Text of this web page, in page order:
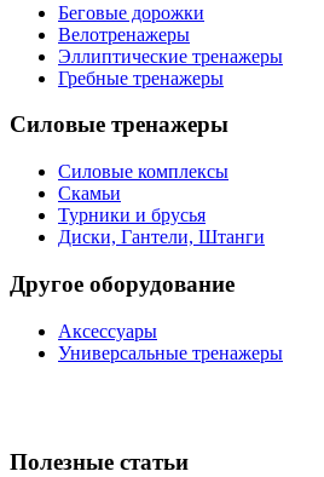
Беговые дорожки
Велотренажеры
Эллиптические тренажеры
Гребные тренажеры
Силовые тренажеры
Силовые комплексы
Скамьи
Турники и брусья
Диски, Гантели, Штанги
Другое оборудование
Аксессуары
Универсальные тренажеры
Полезные статьи